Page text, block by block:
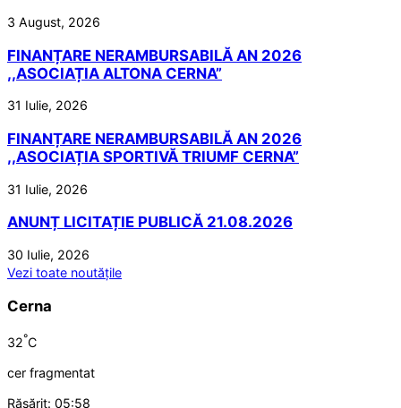
3 August, 2026
FINANȚARE NERAMBURSABILĂ AN 2026
,,ASOCIAȚIA ALTONA CERNA”
31 Iulie, 2026
FINANȚARE NERAMBURSABILĂ AN 2026
,,ASOCIAȚIA SPORTIVĂ TRIUMF CERNA”
31 Iulie, 2026
ANUNȚ LICITAȚIE PUBLICĂ 21.08.2026
30 Iulie, 2026
Vezi toate noutățile
Cerna
32°C
cer fragmentat
Răsărit: 05:58